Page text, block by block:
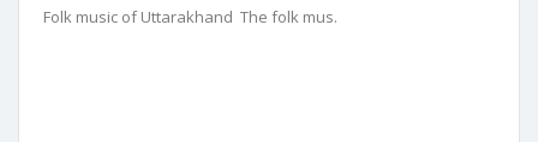
Folk music of Uttarakhand The folk mus.